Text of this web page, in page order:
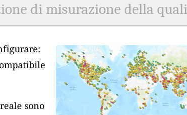
di misurazione della
sono